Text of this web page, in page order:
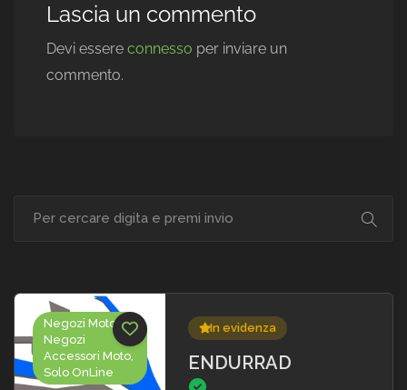
Lascia un commento
Devi essere connesso per inviare un
commento.
Negozi Moto,
Negozi
Accessori Moto,
Solo OnLine
In evidenza
ENDURRAD